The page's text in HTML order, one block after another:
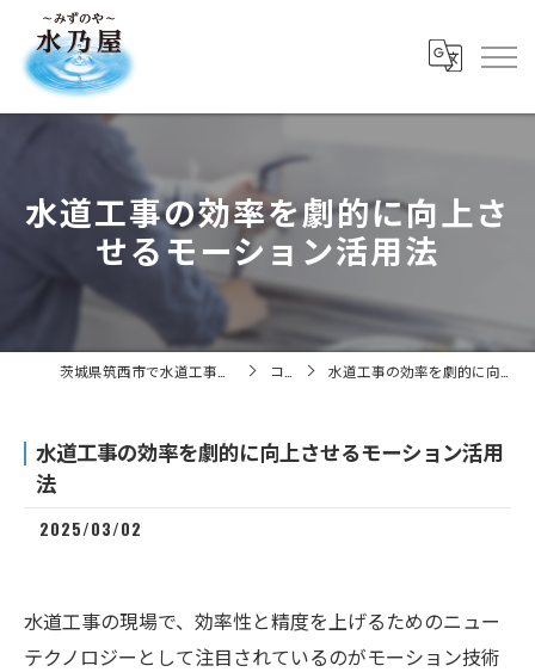
水道工事の効率を劇的に向上さ
せるモーション活用法
コラム 水道工事の効率を劇的に向上させるモーション活用法
水道工事の効率を劇的に向上させるモーション活用
法
2025/03/02
水道工事の現場で、効率性と精度を上げるためのニュー
テクノロジーとして注目されているのがモーション技術